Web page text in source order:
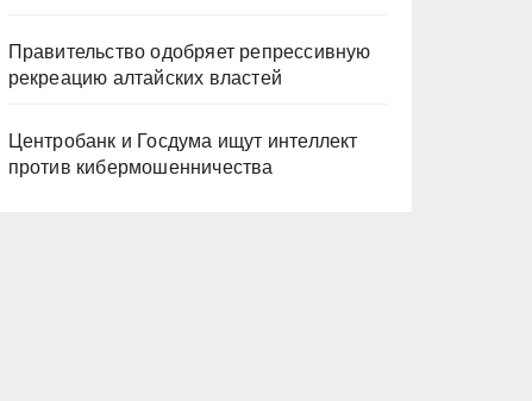
Правительство одобряет репрессивную
рекреацию алтайских властей
Центробанк и Госдума ищут интеллект
против кибермошенничества